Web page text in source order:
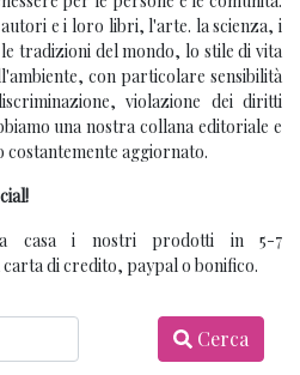
e i loro libri, l'arte. la scienza, i
tradizioni del mondo, lo stile di vita
con particolare sensibilità
violazione dei diritti
una nostra collana editoriale e
costantemente aggiornato.
casa i nostri prodotti in 5-7
di credito, paypal o bonifico.
Cerca